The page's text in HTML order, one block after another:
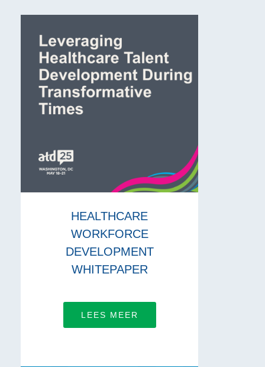
HEALTHCARE
WORKFORCE
DEVELOPMENT
WHITEPAPER
LEES MEER